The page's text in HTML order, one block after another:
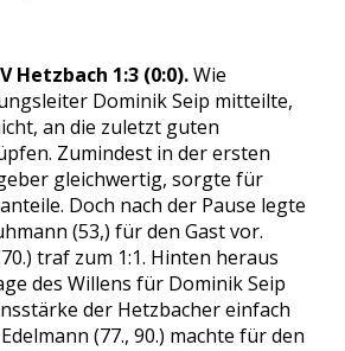
Hetzbach 1:3 (0:0).Wie
Dominik Seip mitteilte,
an die zuletzt guten
Zumindest in der ersten
gleichwertig, sorgte für
Doch nach der Pause legte
(53,) für den Gast vor.
traf zum 1:1. Hinten heraus
des Willens für Dominik Seip
der Hetzbacher einfach
(77., 90.) machte für den